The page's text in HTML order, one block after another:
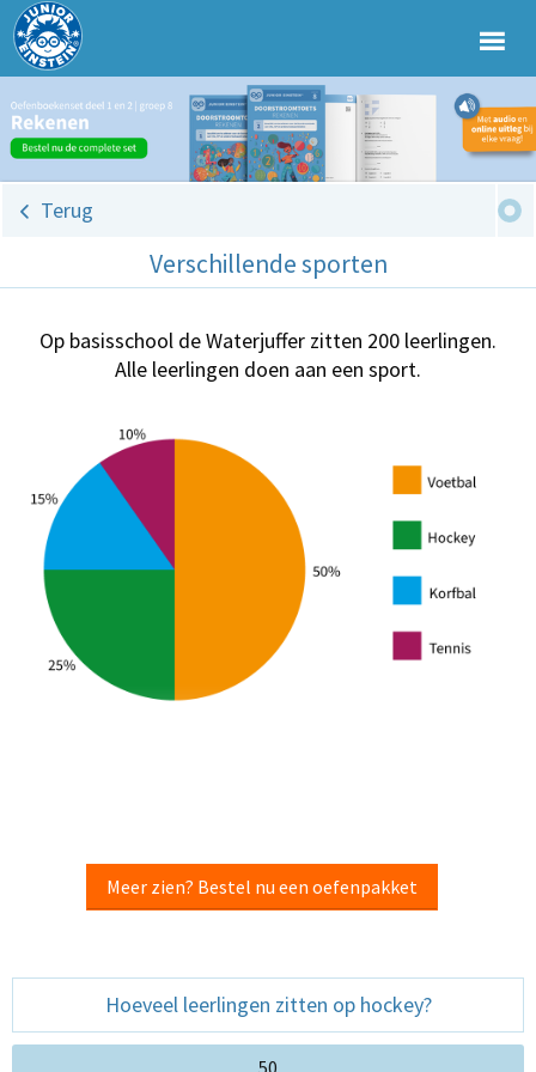
Terug
Verschillende sporten
Op basisschool de Waterjuffer zitten 200 leerlingen.
Alle leerlingen doen aan een sport.
Meer zien? Bestel nu een oefenpakket
Hoeveel leerlingen zitten op hockey?